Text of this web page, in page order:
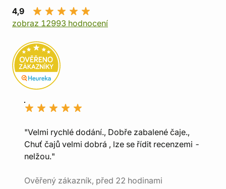
4,9
zobraz 12993 hodnocení
"Velmi rychlé dodání., Dobře zabalené čaje.,
Chuť čajů velmi dobrá , lze se řídit recenzemi -
nelžou."
Ověřený zákazník, před 22 hodinami